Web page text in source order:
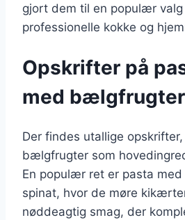
gjort dem til en populær
professionelle kokke og
Opskrifter på
med bælgfrugter
Der findes utallige
bælgfrugter som
En populær ret er pasta
spinat, hvor de møre
nøddeagtig smag, der